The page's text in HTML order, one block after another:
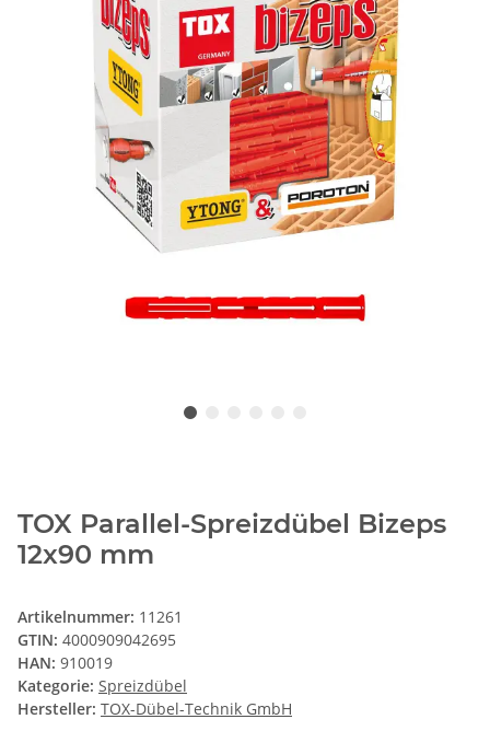
TOX Parallel-Spreizdübel Bizeps
12x90 mm
Artikelnummer: 11261
GTIN: 4000909042695
HAN: 910019
Kategorie: Spreizdübel
Hersteller: TOX-Dübel-Technik GmbH